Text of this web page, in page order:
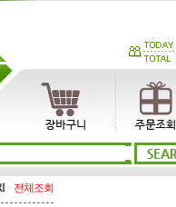
> 전체조회